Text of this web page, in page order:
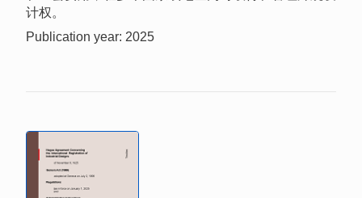
计权。
Publication year: 2025